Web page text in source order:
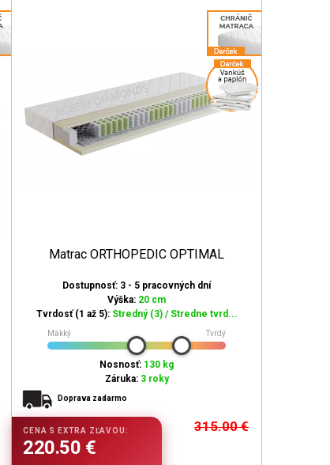
Matrac ORTHOPEDIC OPTIMAL
Dostupnosť: 3 - 5 pracovných dní
Výška: 20 cm
Tvrdosť (1 až 5): Stredný (3) / Stredne tvrd...
Mäkký Tvrdý
Nosnosť: 130 kg
Záruka: 3 roky
Doprava zadarmo
315.00€